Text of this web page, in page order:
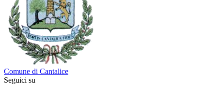
Comune di Cantalice
Seguici su